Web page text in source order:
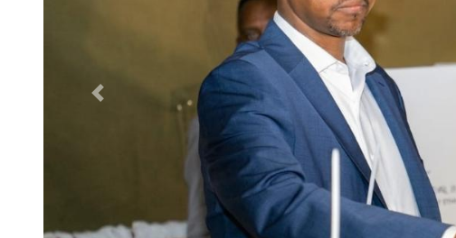
Previous